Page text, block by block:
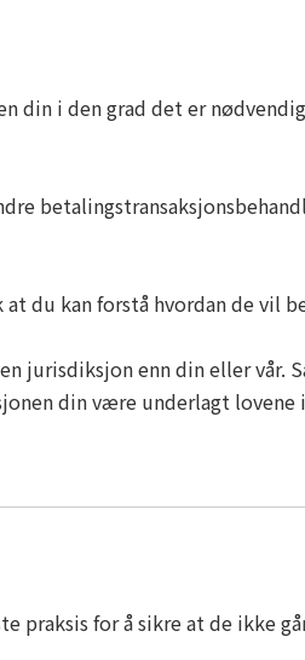
din i den grad det er
du kan forstå hvordan de vil
jurisdiksjon enn din eller vår.
din være underlagt
praksis for å sikre at de ikke